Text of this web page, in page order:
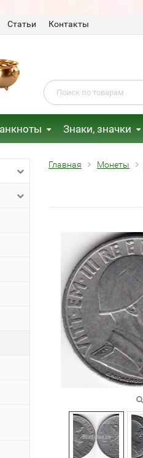
Статьи Контакты
Знаки, значки
Главная Монеты